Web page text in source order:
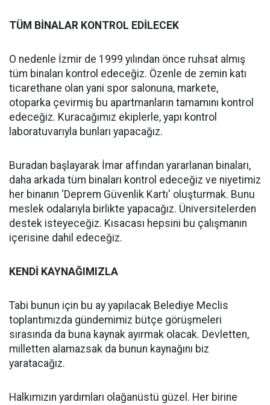
TÜM BİNALAR KONTROL EDİLECEK
O nedenle İzmir de 1999 yılından önce ruhsat almış
tüm binaları kontrol edeceğiz. Özenle de zemin katı
ticarethane olan yani spor salonuna, markete,
otoparka çevirmiş bu apartmanların tamamını kontrol
edeceğiz. Kuracağımız ekiplerle, yapı kontrol
laboratuvarıyla bunları yapacağız.
Buradan başlayarak İmar affından yararlanan binaları,
daha arkada tüm binaları kontrol edeceğiz ve niyetimiz
her binanın ‘Deprem Güvenlik Kartı' oluşturmak. Bunu
meslek odalarıyla birlikte yapacağız. Üniversitelerden
destek isteyeceğiz. Kısacası hepsini bu çalışmanın
içerisine dahil edeceğiz.
KENDİ KAYNAĞIMIZLA
Tabi bunun için bu ay yapılacak Belediye Meclis
toplantımızda gündemimiz bütçe görüşmeleri
sırasında da buna kaynak ayırmak olacak. Devletten,
milletten alamazsak da bunun kaynağını biz
yaratacağız.
Halkımızın yardımları olağanüstü güzel. Her birine